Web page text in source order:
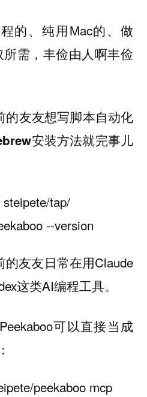
的、纯用Mac的、做
需，丰俭由人啊丰俭
的友友想写脚本自动化
安装方法就完事儿
tap/
--version
友友日常在用Claude
这类AI编程工具。
可以直接当成
peekaboo mcp